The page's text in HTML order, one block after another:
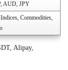
AUD, JPY
Commodities,
Alipay,